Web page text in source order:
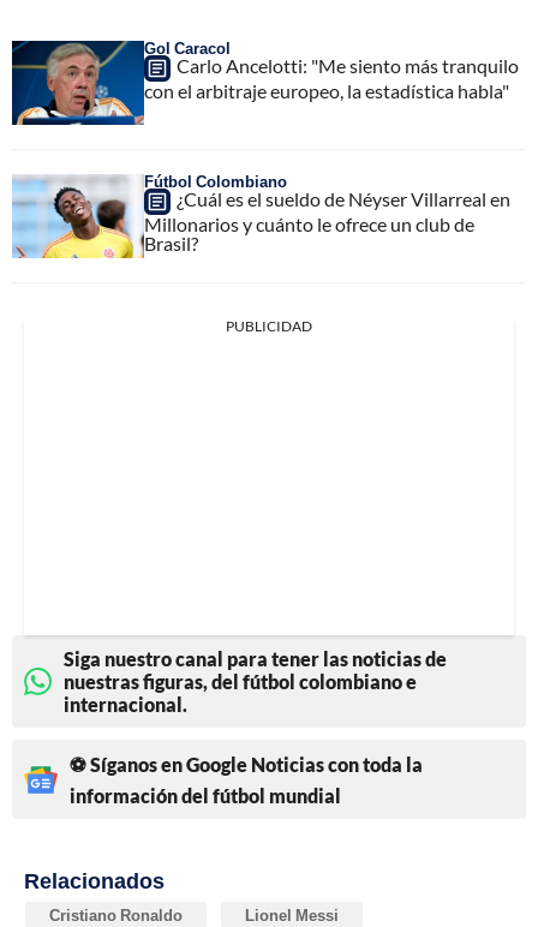
Gol Caracol
Carlo Ancelotti: "Me siento más tranquilo
con el arbitraje europeo, la estadística habla"
Fútbol Colombiano
¿Cuál es el sueldo de Néyser Villarreal en
Millonarios y cuánto le ofrece un club de
Brasil?
PUBLICIDAD
Siga nuestro canal para tener las noticias de
nuestras figuras, del fútbol colombiano e
internacional.
⚽ Síganos en Google Noticias con toda la
información del fútbol mundial
Relacionados
Cristiano Ronaldo Lionel Messi